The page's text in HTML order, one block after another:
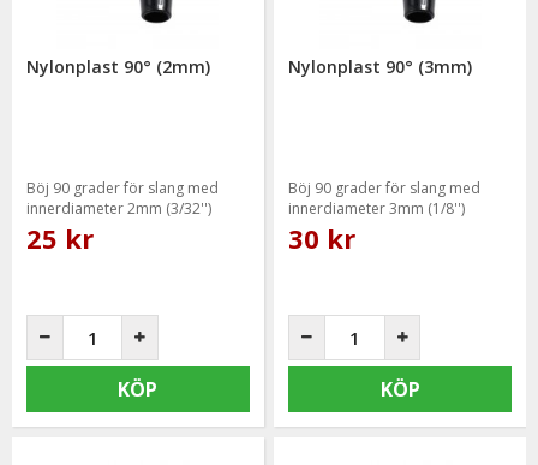
Nylonplast 90° (2mm)
Böj 90 grader för slang med
innerdiameter 2mm (3/32'')
25 kr
KÖP
Nylonplast 90° (3mm)
Böj 90 grader för slang med
innerdiameter 3mm (1/8'')
30 kr
KÖP